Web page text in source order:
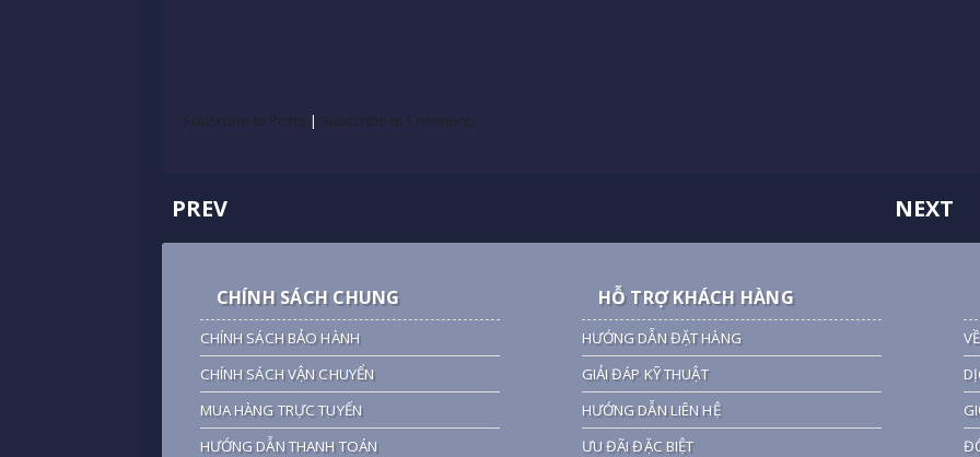
Subscribe to Posts | Subscribe to Comments
NEXT
PREV
CHÍNH SÁCH CHUNG
CHÍNH SÁCH BẢO HÀNH
CHÍNH SÁCH VẬN CHUYỂN
MUA HÀNG TRỰC TUYẾN
HƯỚNG DẪN THANH TOÁN
HỖ TRỢ KHÁCH HÀNG
HƯỚNG DẪN ĐẶT HÀNG
GIẢI ĐÁP KỸ THUẬT
HƯỚNG DẪN LIÊN HỆ
ƯU ĐÃI ĐẶC BIỆT